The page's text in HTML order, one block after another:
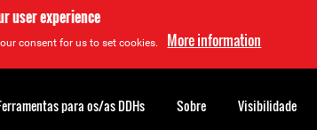
user experience
consent for us to set cookies. More information
para os/as DDHs Sobre Visibilidade